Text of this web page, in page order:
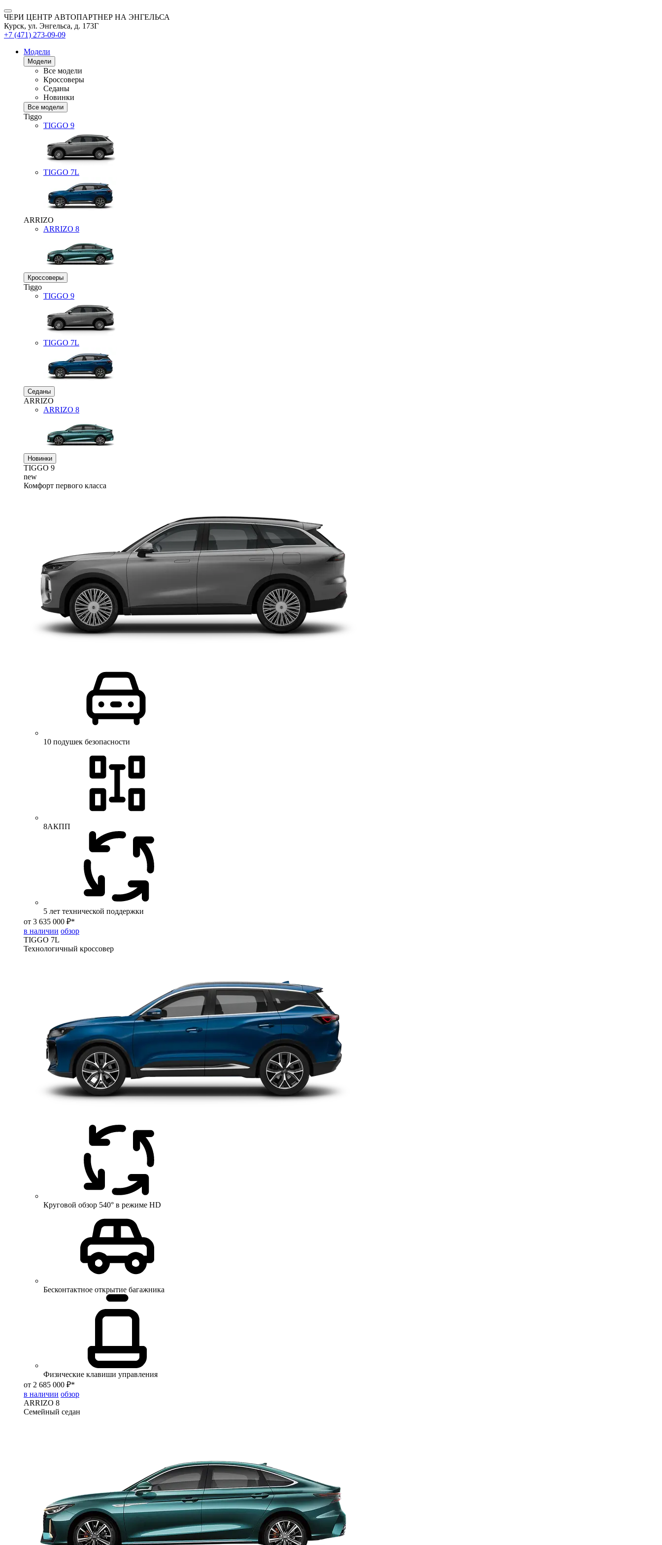
ЧЕРИ ЦЕНТР АВТОПАРТНЕР НА ЭНГЕЛЬСА
Курск, ул. Энгельса, д. 173Г
+7 (471) 273-09-09
Модели
Модели
Все модели
Кроссоверы
Седаны
Новинки
Все модели
Tiggo
TIGGO 9
TIGGO 7L
ARRIZO
ARRIZO 8
Кроссоверы
Tiggo
TIGGO 9
TIGGO 7L
Седаны
ARRIZO
ARRIZO 8
Новинки
TIGGO 9
new
Комфорт первого класса
10 подушек безопасности
8АКПП
5 лет технической поддержки
от 3 635 000 ₽*
в наличии обзор
TIGGO 7L
Технологичный кроссовер
Круговой обзор 540° в режиме HD
Бесконтактное открытие багажника
Физические клавиши управления
от 2 685 000 ₽*
в наличии обзор
ARRIZO 8
Семейный седан